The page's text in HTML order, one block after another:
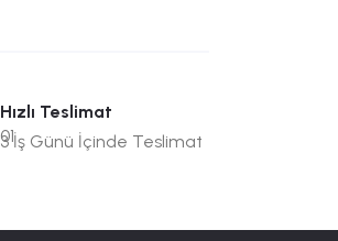
Hızlı Teslimat
3 İş Günü İçinde Teslimat